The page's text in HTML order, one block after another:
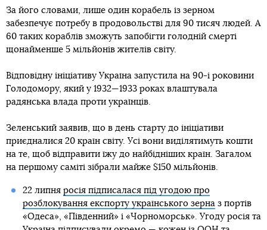
За його словами, лише один корабель із зерном
забезпечує потребу в продовольстві для 90 тисяч людей. А
60 таких кораблів зможуть запобігти голодній смерті
щонайменше 5 мільйонів жителів світу.
Відповідну ініціативу Україна запустила на 90-і роковини
Голодомору, який у 1932—1933 роках влаштувала
радянська влада проти українців.
Зеленський заявив, що в день старту до ініціативи
приєдналися 20 країн світу. Усі вони виділятимуть кошти
на те, щоб відправити їжу до найбідніших країн. Загалом
на першому саміті зібрали майже $150 мільйонів.
22 липня росія підписалася під угодою про
розблокування експорту українського зерназ портів
«Одеса», «Південний» і «Чорноморськ». Угоду росія та